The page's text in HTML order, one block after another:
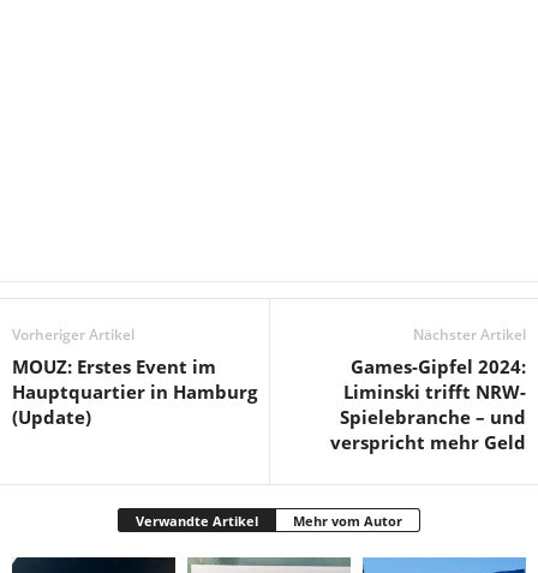
Vorheriger Artikel
MOUZ: Erstes Event im
Hauptquartier in Hamburg
(Update)
Nächster Artikel
Games-Gipfel 2024:
Liminski trifft NRW-
Spielebranche – und
verspricht mehr Geld
Verwandte Artikel Mehr vom Autor